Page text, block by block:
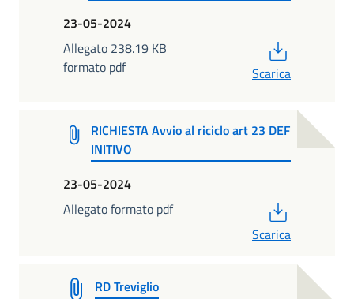
23-05-2024
Allegato 238.19 KB
formato pdf
Scarica
RICHIESTA Avvio al riciclo art 23 DEF
INITIVO
23-05-2024
Allegato formato pdf
Scarica
RD Treviglio